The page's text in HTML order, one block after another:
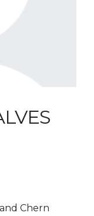
Chern